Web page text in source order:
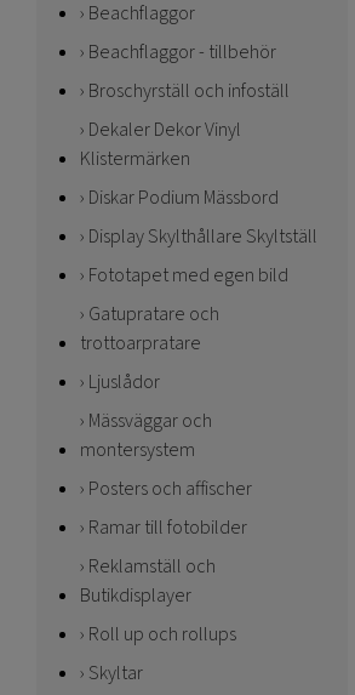
Beachflaggor
Beachflaggor - tillbehör
Broschyrställ och infoställ
Dekaler Dekor Vinyl
Klistermärken
Diskar Podium Mässbord
Display Skylthållare Skyltställ
Fototapet med egen bild
Gatupratare och
trottoarpratare
Ljuslådor
Mässväggar och
montersystem
Posters och affischer
Ramar till fotobilder
Reklamställ och
Butikdisplayer
Roll up och rollups
Skyltar